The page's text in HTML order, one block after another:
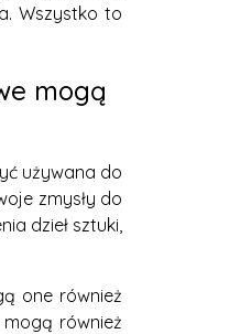
Wszystko to
mogą
używana do
zmysły do
dzieł sztuki,
one również
również